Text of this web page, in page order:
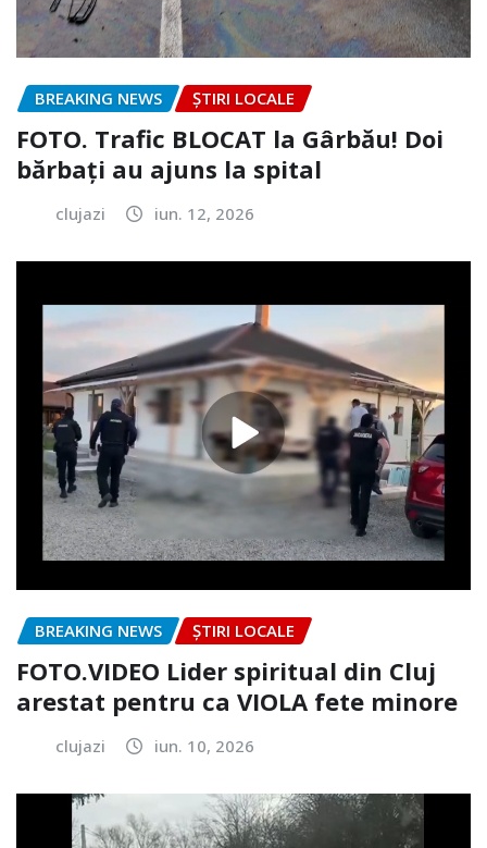
BREAKING NEWS ȘTIRI LOCALE
FOTO. Trafic BLOCAT la Gârbău! Doi
bărbați au ajuns la spital
clujazi iun. 12, 2026
BREAKING NEWS ȘTIRI LOCALE
FOTO.VIDEO Lider spiritual din Cluj
arestat pentru ca VIOLA fete minore
clujazi iun. 10, 2026